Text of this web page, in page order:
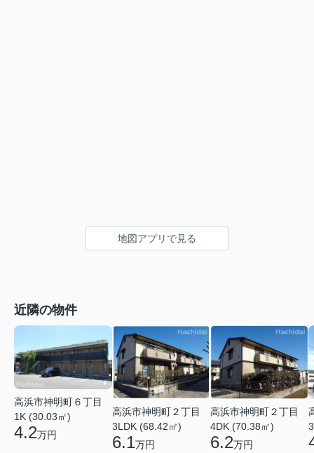
地図アプリで見る
近隣の物件
高浜市神明町６丁目
1K (30.03㎡)
4.2万円
高浜市神明町２丁目
3LDK (68.42㎡)
6.1万円
高浜市神明町２丁目
4DK (70.38㎡)
6.2万円